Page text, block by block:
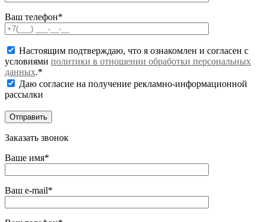
Ваш телефон*
Настоящим подтверждаю, что я ознакомлен и согласен с
условиями политики в отношении обработки персональных
данных.*
Даю согласие на получение рекламно-информационной
рассылки
Заказать звонок
Ваше имя*
Ваш e-mail*